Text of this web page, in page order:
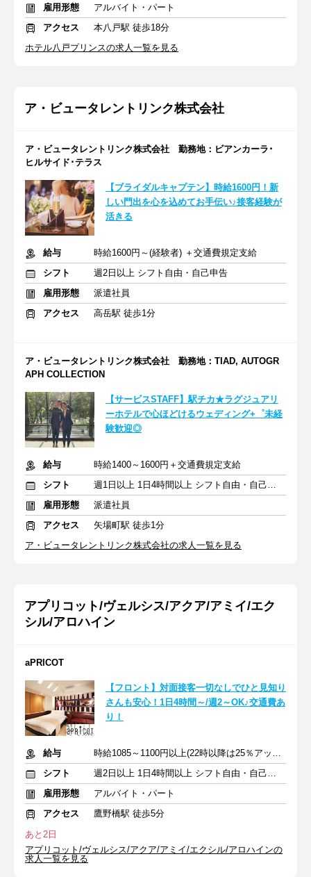
雇用形態
アルバイト・パート
アクセス
本八戸駅 徒歩18分
ホテル八戸プリンスの求人一覧を見る
ア・ビュータレントリンク株式会社
ア・ビュータレントリンク株式会社 勤務地：ビアンカーラ･
ヒルサイド･テラス
【ブライダルキャプテン】時給1600円！新
しい門出を心を込めてお手伝い♪接客経験が
活きる
給与
時給1600円～(経験者) ＋交通費規定支給
シフト
週2日以上 シフト自由・自己申告
雇用形態
派遣社員
アクセス
高岳駅 徒歩1分
ア・ビュータレントリンク株式会社 勤務地：TIAD, AUTOGR
APH COLLECTION
【サービスSTAFF】駅チカ★ラグジュアリ
ーホテルで心ほどけるウェディング+゜未経
験歓迎◎
給与
時給1400～1600円＋交通費規定支給
シフト
週1日以上 1日4時間以上 シフト自由・自己申告
雇用形態
派遣社員
アクセス
矢場町駅 徒歩1分
ア・ビュータレントリンク株式会社の求人一覧を見る
アプリコット/ヴェルシス/アクア/アミイ/エク
シル/アロハイン
aPRICOT
【フロント】対面接客一切なしでひと見知り
さんも安心！1日4時間～/週2～OK♪交通費あ
り！
給与
時給1085～1100円以上(22時以降は25％アップ) ＋ 交通費支給
シフト
週2日以上 1日4時間以上 シフト自由・自己申告
雇用形態
アルバイト・パート
アクセス
鷹野橋駅 徒歩5分
あと2日
アプリコット/ヴェルシス/アクア/アミイ/エクシル/アロハインの
求人一覧を見る